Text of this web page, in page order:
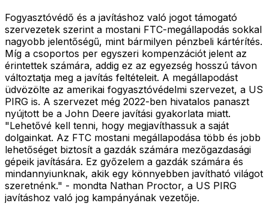
Fogyasztóvédő és a javításhoz való jogot támogató
szervezetek szerint a mostani FTC-megállapodás sokkal
nagyobb jelentőségű, mint bármilyen pénzbeli kártérítés.
Míg a csoportos per egyszeri kompenzációt jelent az
érintettek számára, addig ez az egyezség hosszú távon
változtatja meg a javítás feltételeit. A megállapodást
üdvözölte az amerikai fogyasztóvédelmi szervezet, a US
PIRG is. A szervezet még 2022-ben hivatalos panaszt
nyújtott be a John Deere javítási gyakorlata miatt.
"Lehetővé kell tenni, hogy megjavíthassuk a saját
dolgainkat. Az FTC mostani megállapodása több és jobb
lehetőséget biztosít a gazdák számára mezőgazdasági
gépeik javítására. Ez győzelem a gazdák számára és
mindannyiunknak, akik egy könnyebben javítható világot
szeretnénk." - mondta Nathan Proctor, a US PIRG
javításhoz való jog kampányának vezetője.